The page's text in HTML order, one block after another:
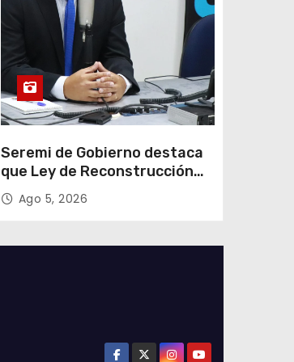
Seremi de Gobierno destaca
que Ley de Reconstrucción
Nacional impulsará la
inversión y el empleo en
Ago 5, 2026